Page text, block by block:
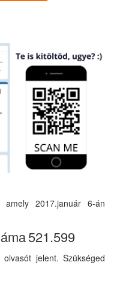
amely 2017.január 6-án
521.599
jelent. Szükséged